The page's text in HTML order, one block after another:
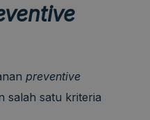
preventive
salah satu kriteria